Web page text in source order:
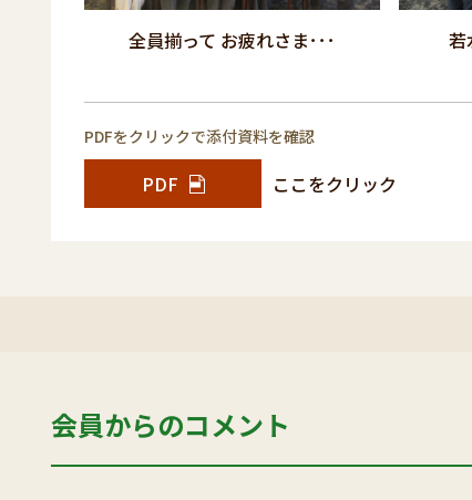
全員揃って お疲れさま･･･ 若
PDFをクリックで添付資料を確認
PDF ここをクリック
会員からのコメント